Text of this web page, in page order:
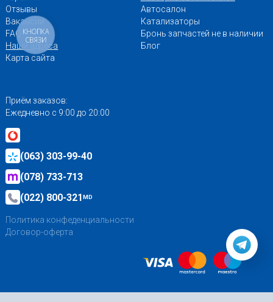
Отзывы
Вакансии
FAQ
Наши адреса
Карта сайта
Автосалон
Катализаторы
Бронь запчастей не в наличии
Блог
Приём заказов:
Ежедневно с 9:00 до 20:00
(063) 303-99-40
(078) 733-713
(022) 800-321MD
Политика конфеденциальности
Договор-оферта
КНОПКА
СВЯЗИ